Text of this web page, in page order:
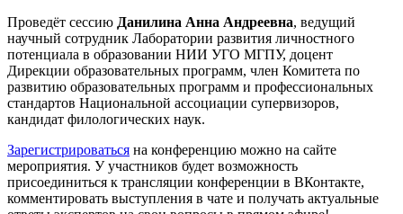
Проведёт сессию Данилина Анна Андреевна, ведущий
научный сотрудник Лаборатории развития личностного
потенциала в образовании НИИ УГО МГПУ, доцент
Дирекции образовательных программ, член Комитета по
развитию образовательных программ и профессиональных
стандартов Национальной ассоциации супервизоров,
кандидат филологических наук.
Зарегистрироваться на конференцию можно на сайте
мероприятия. У участников будет возможность
присоединиться к трансляции конференции в ВКонтакте,
комментировать выступления в чате и получать актуальные